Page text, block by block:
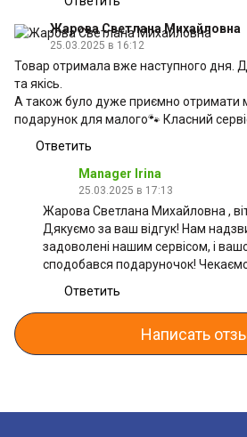
Жарова Светлана Михайловна
25.03.2025 в 16:12
Товар отримала вже наступного дня.
та якісь.
А також було дуже приємно отримати
подарунок для малого🐾 Класний
Ответить
Manager Irina
25.03.2025 в 17:13
Жарова Светлана Михайловна ,
Дякуємо за ваш відгук! Нам
задоволені нашим сервісом, і
сподобався подаруночок!
Ответить
Написать